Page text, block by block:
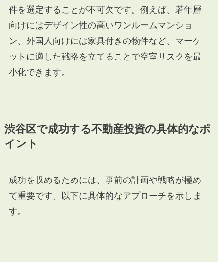
件を選定することが不可欠です。例えば、若年層
向けにはデザイン性の高いワンルームマンショ
ン、外国人向けには家具付きの物件など、マーケ
ットに適した戦略を立てることで空室リスクを最
小化できます。
渋谷区で成功する不動産投資の具体的なポ
イント
成功を収めるためには、事前の計画や戦略が極め
て重要です。以下に具体的なアプローチを示しま
す。